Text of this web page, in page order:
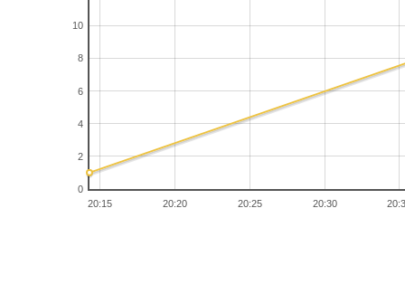
20:15 20:20 20:25 20:30
0
2
4
6
8
10